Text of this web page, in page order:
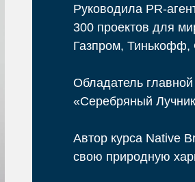
Руководила PR-
300 проектов для
Газпром, Тинькофф,
Обладатель
«Серебряный
Автор курса Native
свою природную